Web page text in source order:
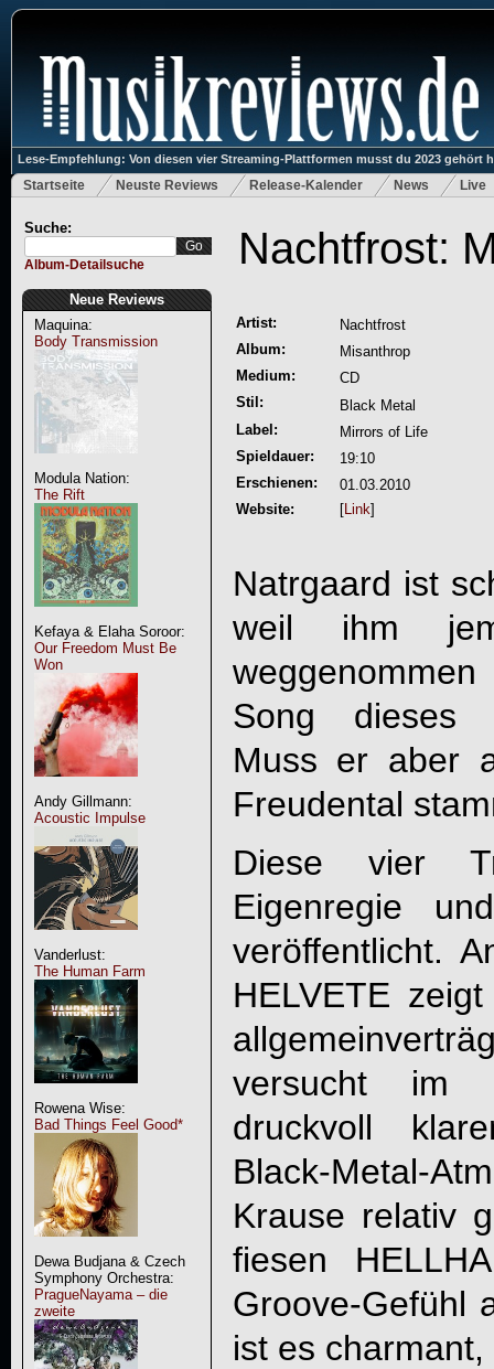
Lese-Empfehlung: Von diesen vier Streaming-Plattformen musst du 2023 gehört
Startseite Neuste Reviews Release-Kalender News Live
Suche:
Album-Detailsuche
Neue Reviews
Maquina:
Body Transmission
Modula Nation:
The Rift
Kefaya & Elaha Soroor:
Our Freedom Must Be
Won
Andy Gillmann:
Acoustic Impulse
Vanderlust:
The Human Farm
Rowena Wise:
Bad Things Feel Good*
Dewa Budjana & Czech
Symphony Orchestra:
PragueNayama – die
zweite
Nachtfrost:
Artist:
Nachtfrost
Album:
Misanthrop
Medium:
CD
Stil:
Black Metal
Label:
Mirrors of Life
Spieldauer:
19:10
Erschienen:
01.03.2010
Website:
[Link]
Natrgaard ist
weil ihm
Song dieses
Muss er aber
Freudental
Diese vier
Eigenregie
veröffentlicht.
HELVETE
versucht im
druckvoll
Black-Metal-
Krause relativ
fiesen
Groove-Gefühl
ist es